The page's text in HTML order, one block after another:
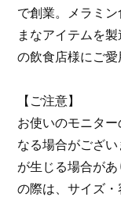
で創業。メラミ
まなアイテムを
の飲食店様にご愛
【ご注意】
お使いのモニタ
なる場合がござ
が生じる場合が
の際は、サイズ